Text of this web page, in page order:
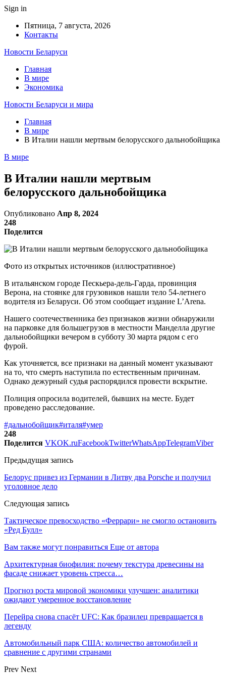
Sign in
Пятница, 7 августа, 2026
Контакты
Новости Беларуси
Главная
В мире
Экономика
Новости Беларуси и мира
Главная
В мире
В Италии нашли мертвым белорусского дальнобойщика
В мире
В Италии нашли мертвым
белорусского дальнобойщика
Опубликовано Апр 8, 2024
248
Поделится
Фото из открытых источников (иллюстративное)
В итальянском городе Пескьера-дель-Гарда, провинция
Верона, на стоянке для грузовиков нашли тело 54-летнего
водителя из Беларуси. Об этом сообщает издание L’Arena.
Нашего соотечественника без признаков жизни обнаружили
на парковке для большегрузов в местности Манделла другие
дальнобойщики вечером в субботу 30 марта рядом с его
фурой.
Как уточняется, все признаки на данный момент указывают
на то, что смерть наступила по естественным причинам.
Однако дежурный судья распорядился провести вскрытие.
Полиция опросила водителей, бывших на месте. Будет
проведено расследование.
#дальнобойщик#италя#умер
248
Поделится VKOK.ruFacebookTwitterWhatsAppTelegramViber
Предыдущая запись
Белорус привез из Германии в Литву два Porsche и получил
уголовное дело
Следующая запись
Тактическое превосходство «Феррари» не смогло остановить
«Ред Булл»
Вам также могут понравиться Еще от автора
Архитектурная биофилия: почему текстура древесины на
фасаде снижает уровень стресса…
Прогноз роста мировой экономики улучшен: аналитики
ожидают умеренное восстановление
Перейра снова спасёт UFC: Как бразилец превращается в
легенду
Автомобильный парк США: количество автомобилей и
сравнение с другими странами
Prev Next